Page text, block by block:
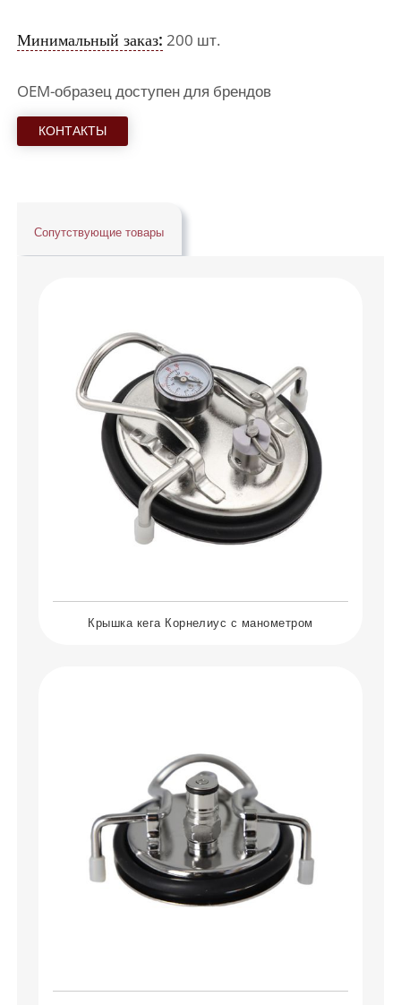
Минимальный заказ: 200 шт.
OEM-образец доступен для брендов
КОНТАКТЫ
Сопутствующие товары
Крышка кега Корнелиус с манометром